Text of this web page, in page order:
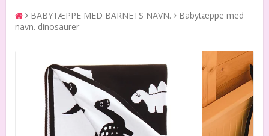
BABYTÆPPE MED BARNETS NAVN.
Babytæppe med
navn. dinosaurer